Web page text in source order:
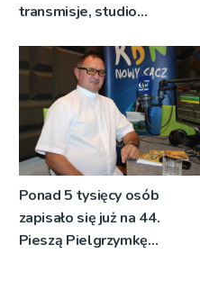
transmisje, studio
pozdrowienia
Ponad 5 tysięcy osób
zapisało się już na 44.
Pieszą Pielgrzymkę